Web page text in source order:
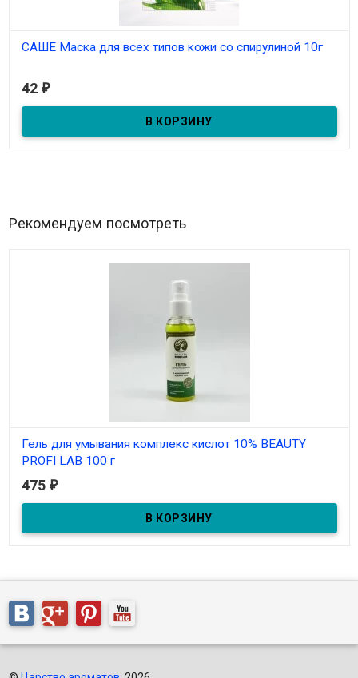
САШЕ Маска для всех типов кожи со спирулиной 10г
типов кожи 10г
42 ₽
Рекомендуем посмотреть
Гель для умывания комплекс кислот 10% BEAUTY
PROFI LAB 100 г
В наличии
475 ₽